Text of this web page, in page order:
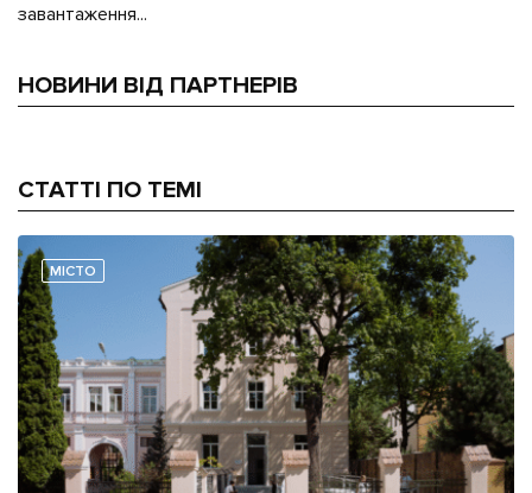
завантаження...
НОВИНИ ВІД ПАРТНЕРІВ
СТАТТІ ПО ТЕМІ
МІСТО